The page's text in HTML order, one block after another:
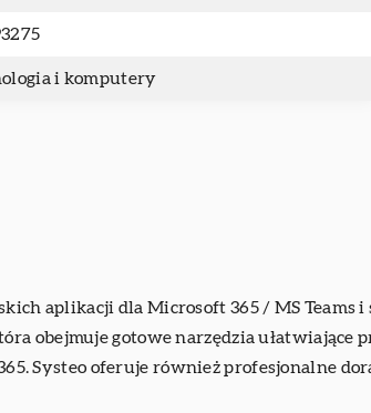
i komputery
aplikacji dla Microsoft 365 / MS Teams
obejmuje gotowe narzędzia ułatwiające
Systeo oferuje również profesjonalne